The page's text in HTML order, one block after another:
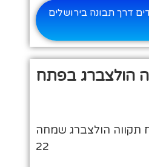
דרך תבונה בירושלים
הולצברג בפתח
תקווה הולצברג שמחה
22